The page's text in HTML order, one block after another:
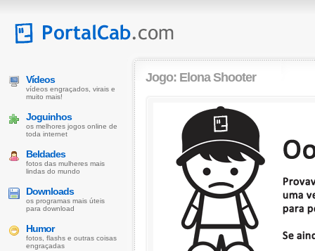
Jogo: Elona Shooter
Vídeos
vídeos engraçados, virais e
muito mais!
Joguinhos
os melhores jogos online de
toda internet
Beldades
fotos das mulheres mais
lindas do mundo
Downloads
os programas mais úteis
para download
Humor
fotos, flashs e outras coisas
engraçadas